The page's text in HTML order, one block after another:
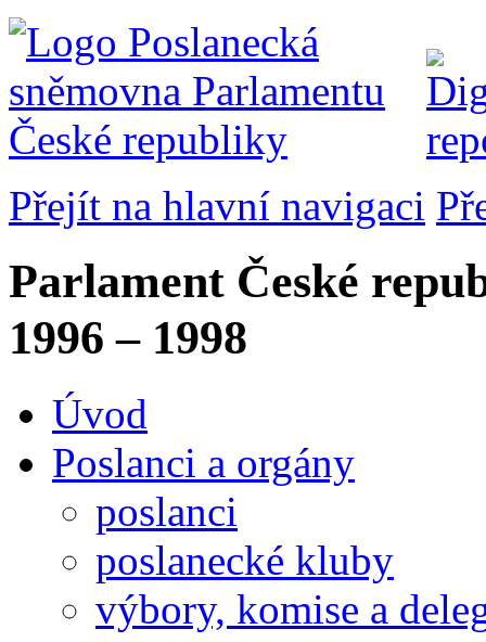
Přejít na hlavní navigaci
Parlament České
1996 – 1998
Úvod
Poslanci a orgány
poslanci
poslanecké kluby
výbory, komise a